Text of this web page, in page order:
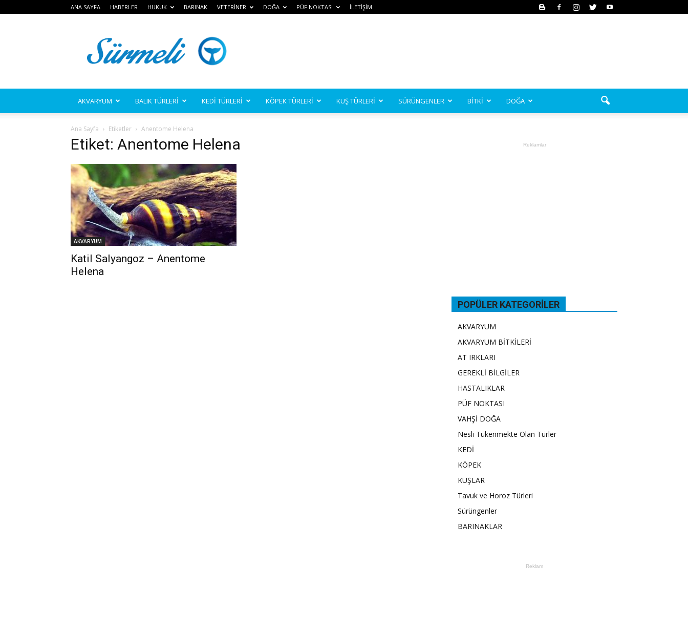
ANA SAYFA HABERLER HUKUK BARINAK VETERİNER DOĞA PÜF NOKTASI İLETİŞİM
AKVARYUM BALIK TÜRLERİ KEDİ TÜRLERİ KÖPEK TÜRLERİ KUŞ TÜRLERİ SÜRÜNGENLER BİTKİ DOĞA
Ana Sayfa Etiketler Anentome Helena
Etiket: Anentome Helena
AKVARYUM
Katil Salyangoz – Anentome
Helena
Reklamlar
POPÜLER KATEGORILER
AKVARYUM
AKVARYUM BİTKİLERİ
AT IRKLARI
GEREKLİ BİLGİLER
HASTALIKLAR
PÜF NOKTASI
VAHŞİ DOĞA
Nesli Tükenmekte Olan Türler
KEDİ
KÖPEK
KUŞLAR
Tavuk ve Horoz Türleri
Sürüngenler
BARINAKLAR
Reklam